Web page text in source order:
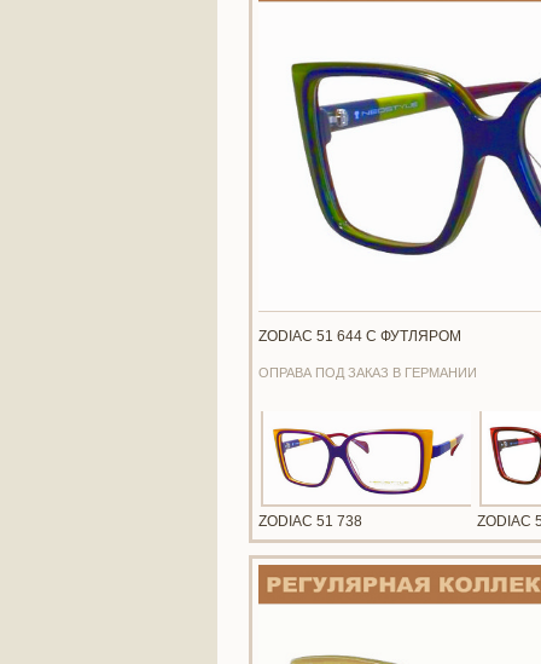
ZODIAC 51 644 С ФУТЛЯРОМ
ОПРАВА ПОД ЗАКАЗ В ГЕРМАНИИ
ZODIAC 51 738 ZODIAC